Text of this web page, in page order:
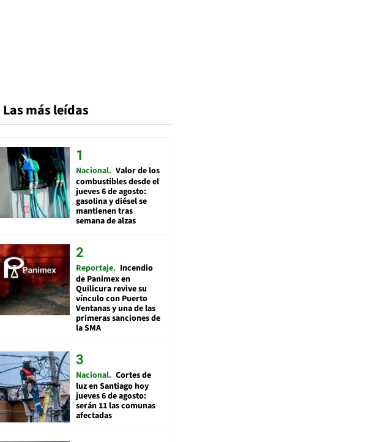
Las más leídas
Nacional Valor de los
combustibles desde el
jueves 6 de agosto:
gasolina y diésel se
mantienen tras
semana de alzas
Reportaje Incendio
de Panimex en
Quilicura revive su
vínculo con Puerto
Ventanas y una de las
primeras sanciones de
la SMA
Nacional Cortes de
luz en Santiago hoy
jueves 6 de agosto:
serán 11 las comunas
afectadas